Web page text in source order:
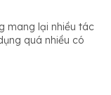
mang lại nhiều tác
quá nhiều có